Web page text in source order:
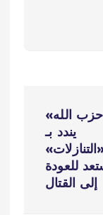
الله»
يندد بـ
للعودة
إلى القتال